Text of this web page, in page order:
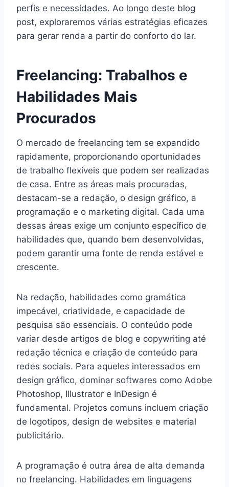
perfis e necessidades. Ao longo deste blog
post, exploraremos várias estratégias eficazes
para gerar renda a partir do conforto do lar.
Freelancing: Trabalhos e
Habilidades Mais
Procurados
O mercado de freelancing tem se expandido
rapidamente, proporcionando oportunidades
de trabalho flexíveis que podem ser realizadas
de casa. Entre as áreas mais procuradas,
destacam-se a redação, o design gráfico, a
programação e o marketing digital. Cada uma
dessas áreas exige um conjunto específico de
habilidades que, quando bem desenvolvidas,
podem garantir uma fonte de renda estável e
crescente.
Na redação, habilidades como gramática
impecável, criatividade, e capacidade de
pesquisa são essenciais. O conteúdo pode
variar desde artigos de blog e copywriting até
redação técnica e criação de conteúdo para
redes sociais. Para aqueles interessados em
design gráfico, dominar softwares como Adobe
Photoshop, Illustrator e InDesign é
fundamental. Projetos comuns incluem criação
de logotipos, design de websites e material
publicitário.
A programação é outra área de alta demanda
no freelancing. Habilidades em linguagens